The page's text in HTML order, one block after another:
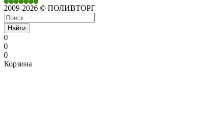
2009-2026 © ПОЛИВТОРГ
Найти
0
0
0
Корзина